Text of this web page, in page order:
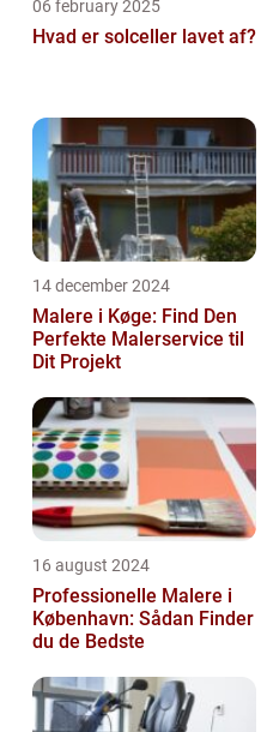
06 february 2025
Hvad er solceller lavet af?
14 december 2024
Malere i Køge: Find Den
Perfekte Malerservice til
Dit Projekt
16 august 2024
Professionelle Malere i
København: Sådan Finder
du de Bedste